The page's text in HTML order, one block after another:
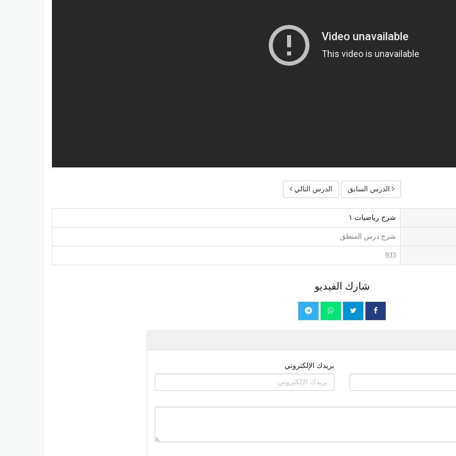
الدرس السابق الدرس التالي
شرح رياضيات ١
شرح درس المنطق
933
شارك الفيديو
بريدك الإلكتروني